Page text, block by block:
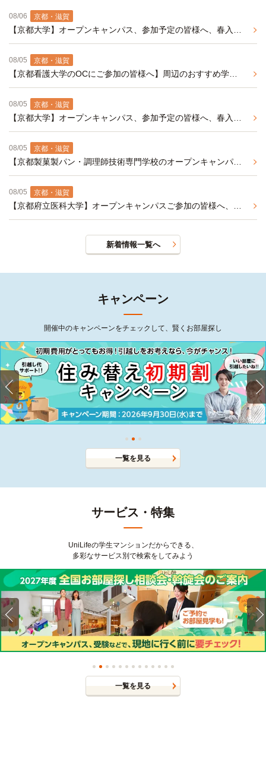
08/06 京都・滋賀
08/05 京都・滋賀
08/05 京都・滋賀
08/05 京都・滋賀
08/05 京都・滋賀
新着情報一覧へ
キャンペーン
開催中のキャンペーンをチェックして、賢くお部屋探し
一覧を見る
サービス・特集
UniLifeの学生マンションだからできる、
多彩なサービス別で検索をしてみよう
一覧を見る